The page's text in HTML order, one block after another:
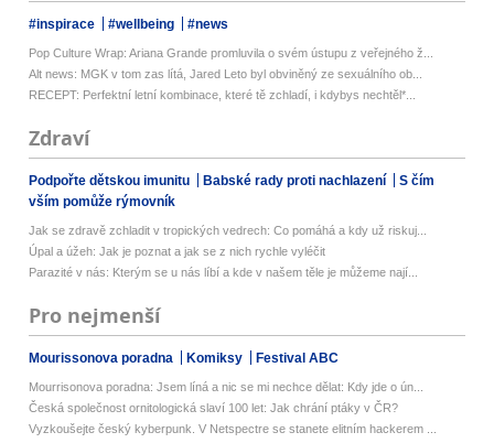
#inspirace #wellbeing #news
Pop Culture Wrap: Ariana Grande promluvila o svém ústupu z veřejného ž...
Alt news: MGK v tom zas lítá, Jared Leto byl obviněný ze sexuálního ob...
RECEPT: Perfektní letní kombinace, které tě zchladí, i kdybys nechtěl*...
Zdraví
Podpořte dětskou imunitu Babské rady proti nachlazení
S čím
vším pomůže rýmovník
Jak se zdravě zchladit v tropických vedrech: Co pomáhá a kdy už riskuj...
Úpal a úžeh: Jak je poznat a jak se z nich rychle vyléčit
Parazité v nás: Kterým se u nás líbí a kde v našem těle je můžeme nají...
Pro nejmenší
Mourissonova poradna Komiksy Festival ABC
Mourrisonova poradna: Jsem líná a nic se mi nechce dělat: Kdy jde o ún...
Česká společnost ornitologická slaví 100 let: Jak chrání ptáky v ČR?
Vyzkoušejte český kyberpunk. V Netspectre se stanete elitním hackerem ...